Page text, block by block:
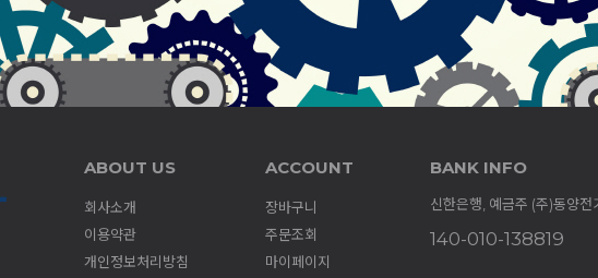
ABOUT US
회사소개
이용약관
개인정보처리방침
ACCOUNT
장바구니
주문조회
마이페이지
BANK INFO
신한은행, 예금주 (주)동양전
140-010-138819